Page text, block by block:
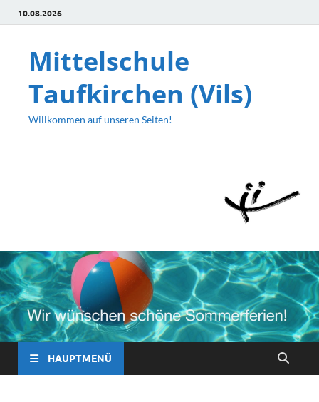
10.08.2026
Mittelschule
Taufkirchen (Vils)
Willkommen auf unseren Seiten!
HAUPTMENÜ